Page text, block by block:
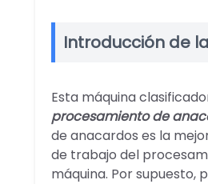
Introducción de
Esta máquina
procesamiento de
de anacardos es la
de trabajo del
máquina. Por